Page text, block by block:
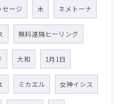
セージ 木 ネメトーナ
無料遠隔ヒーリング
大和 1月1日
ミカエル 女神イシス